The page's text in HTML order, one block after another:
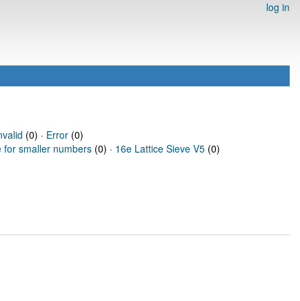
log in
(0) · Error(0)
for smaller numbers (0) · 16e Lattice Sieve V5 (0)